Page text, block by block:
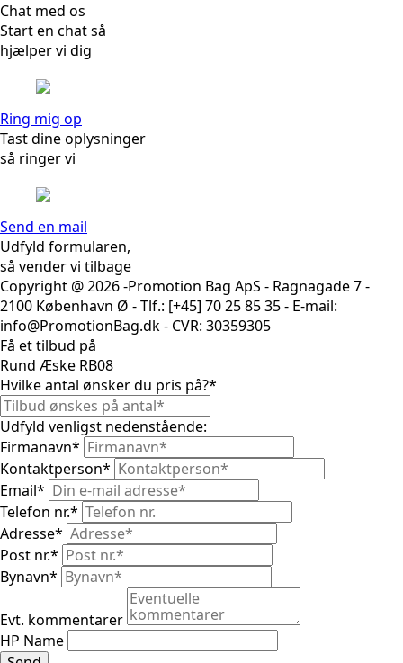
Chat med os
Start en chat så
hjælper vi dig
Ring mig op
Tast dine oplysninger
så ringer vi
Send en mail
Udfyld formularen,
så vender vi tilbage
Copyright @ 2026 -Promotion Bag ApS - Ragnagade 7 -
2100 København Ø - Tlf.: [+45] 70 25 85 35 - E-mail:
info@PromotionBag.dk - CVR: 30359305
Få et tilbud på
Rund Æske RB08
Hvilke antal ønsker du pris på?*
Udfyld venligst nedenstående:
Firmanavn*
Kontaktperson*
Email*
Telefon nr.*
Adresse*
Post nr.*
Bynavn*
Evt. kommentarer
HP Name